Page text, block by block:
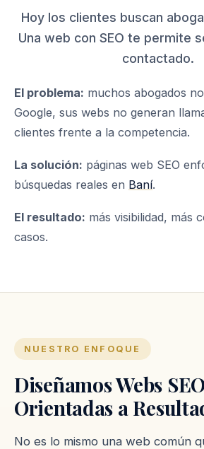
Hoy los clientes buscan
Una web con SEO te permite
contactado.
El problema: muchos abogados
Google, sus webs no generan
clientes frente a la competencia.
La solución: páginas web SEO
búsquedas reales en Baní.
El resultado: más visibilidad, más
casos.
NUESTRO ENFOQUE
Diseñamos Webs
Orientadas a
No es lo mismo una web común